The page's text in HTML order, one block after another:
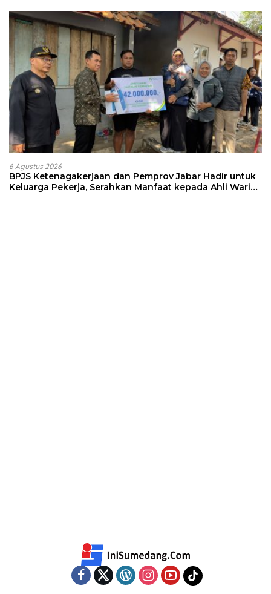
6 Agustus 2026
BPJS Ketenagakerjaan dan Pemprov Jabar Hadir untuk
Keluarga Pekerja, Serahkan Manfaat kepada Ahli Waris